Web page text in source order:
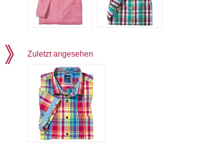
Zuletzt angesehen